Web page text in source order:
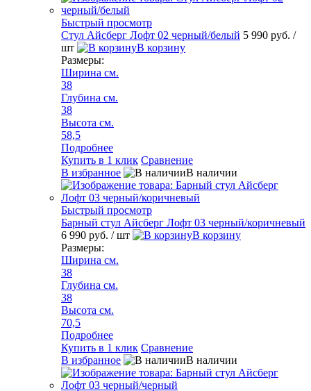
Быстрый просмотр
Стул Айсберг Лофт 02 черный/белый 5 990 руб. /
шт
В корзину
Размеры:
Ширина см.
38
Глубина см.
38
Высота см.
58,5
Подробнее
Купить в 1 клик Сравнение
В избранное
В наличии
Быстрый просмотр
Барный стул Айсберг Лофт 03 черный/коричневый
6 990 руб. / шт
В корзину
Размеры:
Ширина см.
38
Глубина см.
38
Высота см.
70,5
Подробнее
Купить в 1 клик Сравнение
В избранное
В наличии